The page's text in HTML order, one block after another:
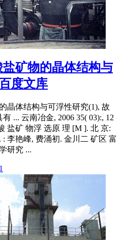
矿物的晶体结构与
度文库
晶体结构与可浮性研究(1), 故
... 云南冶金, 2006 35( 03):, 12
盐矿 物浮 选原 理 [M ]. 北 京:
: 李艳峰, 费涌初. 金川二 矿区 富
研究 ...